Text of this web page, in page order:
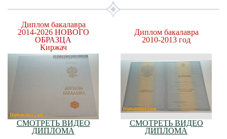
Диплом бакалавра
2014-2026 НОВОГО
ОБРАЗЦА
Киржач
СМОТРЕТЬ ВИДЕО
ДИПЛОМА
Диплом бакалавра
2010-2013 год
СМОТРЕТЬ ВИДЕО
ДИПЛОМА